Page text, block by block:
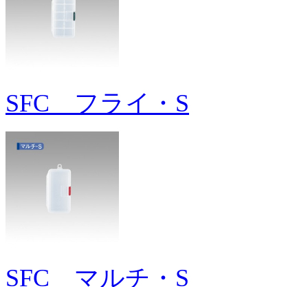
SFC フライ・S
SFC マルチ・S